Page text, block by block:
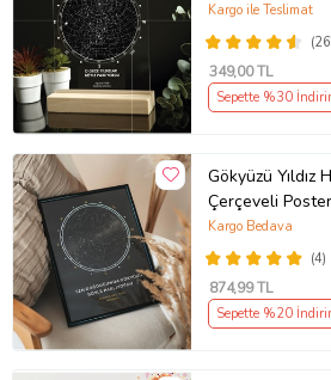
üzerine son teknoloji UV baskı sistemi
Ürün Kodu:kcm87330349
Kargo ile Teslimat
349,00 TL
Sepette %30
Gökyüzü Yıldız
Çerçeveli
(4)
Kargo Bedava
874,99 TL
Sepette %20